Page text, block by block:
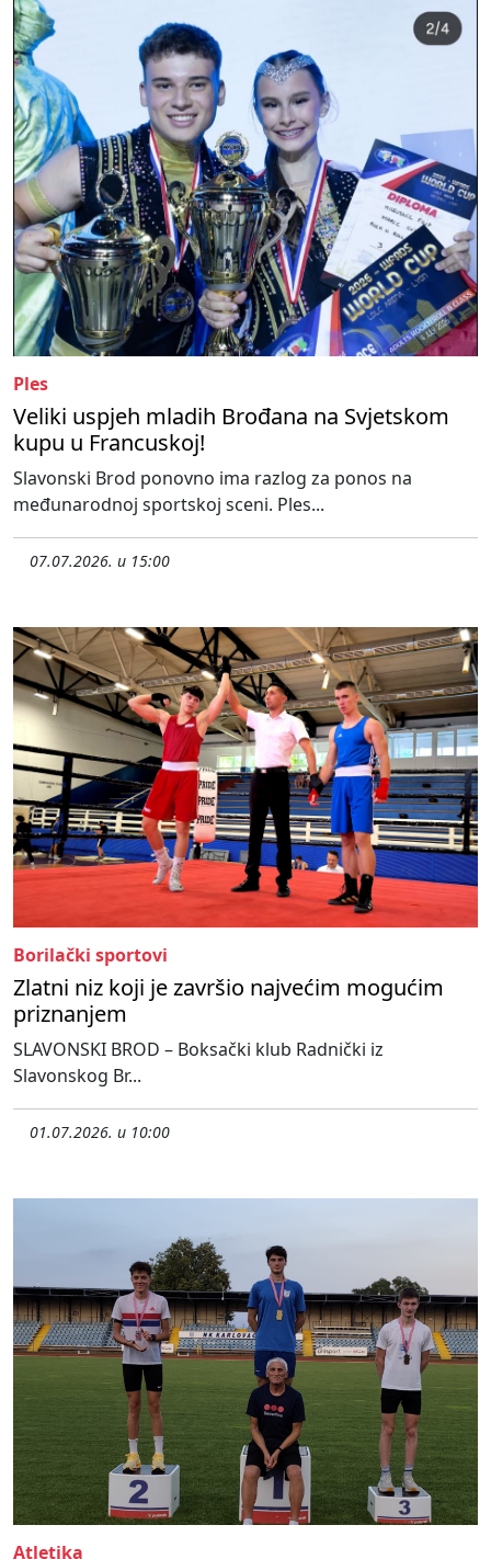
Ples
Veliki uspjeh mladih Brođana na Svjetskom
kupu u Francuskoj!
Slavonski Brod ponovno ima razlog za ponos na
međunarodnoj sportskoj sceni. Ples...
07.07.2026. u 15:00
Borilački sportovi
Zlatni niz koji je završio najvećim mogućim
priznanjem
SLAVONSKI BROD – Boksački klub Radnički iz
Slavonskog Br...
01.07.2026. u 10:00
Atletika